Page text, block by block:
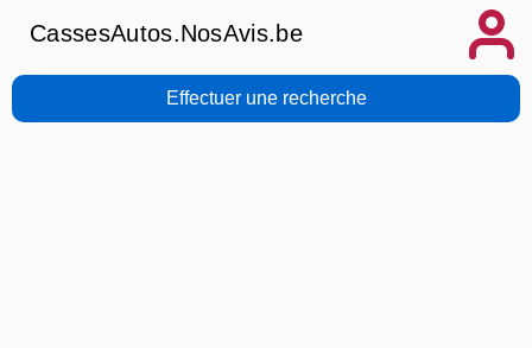
CassesAutos.NosAvis.be
Effectuer une recherche